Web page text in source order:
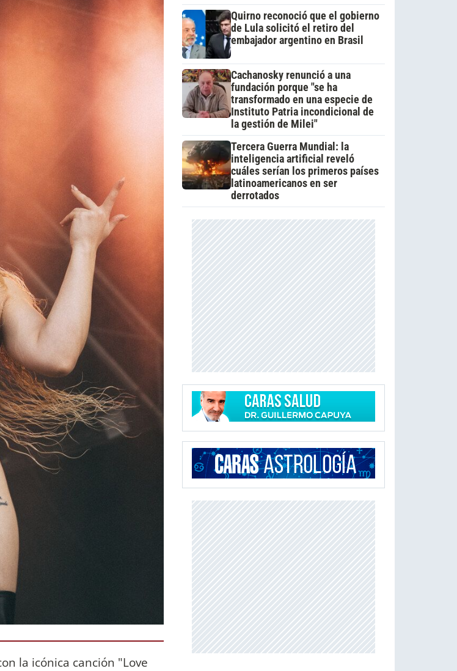
la icónica canción "Love
Quirno reconoció que el gobierno
de Lula solicitó el retiro del
embajador argentino en Brasil
Cachanosky renunció a una
fundación porque "se ha
transformado en una especie de
Instituto Patria incondicional de
la gestión de Milei"
Tercera Guerra Mundial: la
inteligencia artificial reveló
cuáles serían los primeros países
latinoamericanos en ser
derrotados